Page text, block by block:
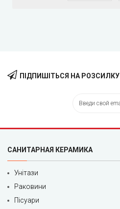
ПІДПИШІТЬСЯ НА РОЗСИЛКУ
САНИТАРНАЯ КЕРАМИКА
Унітази
Раковини
Пісуари